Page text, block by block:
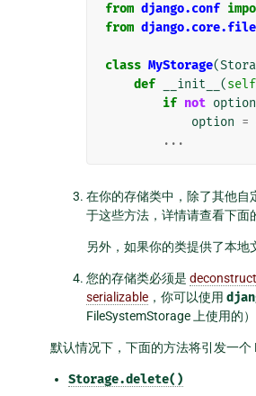
from django.conf
from
class MyStorage(
def
__init__ (self
if not option
option =
...
在你的存储类中，除了其他自
于这些方法，详情请查看下面
另外，如果你的类提供了本地
您的存储类必须是
serializable ，你可以使用
FileSystemStorage 上使用的）
默认情况下，下面的方法将引发一个
Storage.delete()